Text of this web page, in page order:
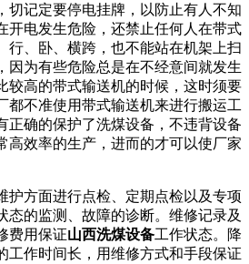
切记定要停电挂牌，以防止有人不知
开电发生危险，还禁止任何人在带式
行、卧、横跨，也不能站在机架上扫
因为有些危险总是在不经意间就发生
较高的带式输送机的时候，这时须要
都不准使用带式输送机来进行搬运工
正确的保护了洗煤设备，不违背设备
高效率的生产，进而的才可以使厂家
护方面进行点检、定期点检以及专项
态的监测、故障的诊断。维修记录及
费用保证山西洗煤设备工作状态。降
工作时间长，用维修方式和手段保证